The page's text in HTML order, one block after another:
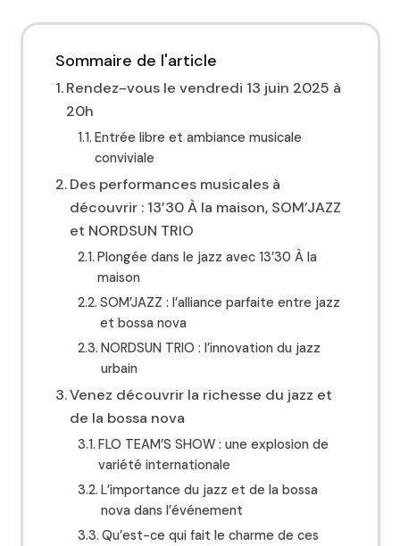
Sommaire de l'article
Rendez-vous le vendredi 13 juin 2025 à
20h
Entrée libre et ambiance musicale
conviviale
Des performances musicales à
découvrir : 13’30 À la maison, SOM’JAZZ
et NORDSUN TRIO
Plongée dans le jazz avec 13’30 À la
maison
SOM’JAZZ : l’alliance parfaite entre jazz
et bossa nova
NORDSUN TRIO : l’innovation du jazz
urbain
Venez découvrir la richesse du jazz et
de la bossa nova
FLO TEAM’S SHOW : une explosion de
variété internationale
L’importance du jazz et de la bossa
nova dans l’événement
Qu’est-ce qui fait le charme de ces